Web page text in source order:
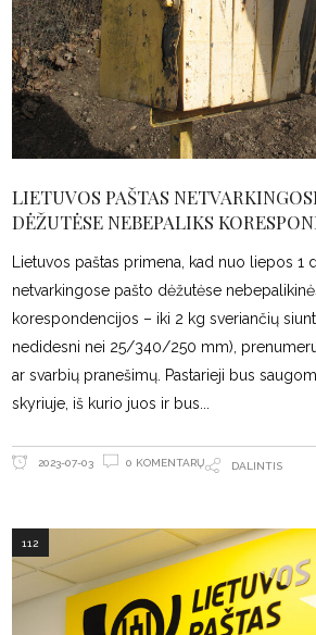
LIETUVOS PAŠTAS
DĖŽUTĖSE NEBEPALIKS
Lietuvos paštas primena, kad nuo liepos 1
netvarkingose pašto dėžutėse
korespondencijos – iki 2 kg sveriančių
nedidesni nei 25/340/250 mm),
ar svarbių pranešimų. Pastarieji bus
skyriuje, iš kurio juos ir bus
2023-07-03 0 KOMENTARŲ DALINTIS
112